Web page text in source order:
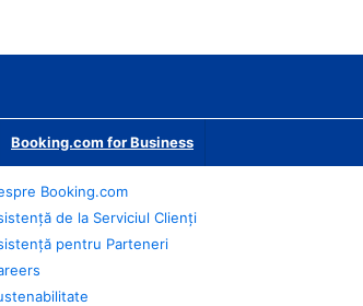
Booking.com for Business
Booking.com
de la Serviciul Clienți
pentru Parteneri